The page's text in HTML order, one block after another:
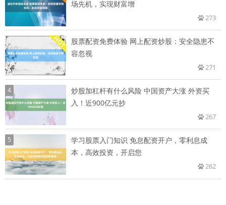
场先机，实现财富增
273
股票配资免费体验 网上配资炒股：安全隐患不
容忽视
271
4
炒股加杠杆有什么风险 中国资产大涨 外资买
入！近900亿元抄
267
5
学习股票入门知识 免息配资开户，零利息成
本，高效投资，开启您
262